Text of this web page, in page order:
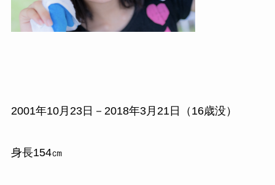
2001年10月 23日－ 2018年3月 21日（ 16歳没）
身長154㎝